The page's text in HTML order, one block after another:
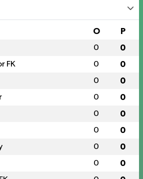
O P
0 0
FK 0 0
0 0
0 0
0 0
0 0
0 0
0 0